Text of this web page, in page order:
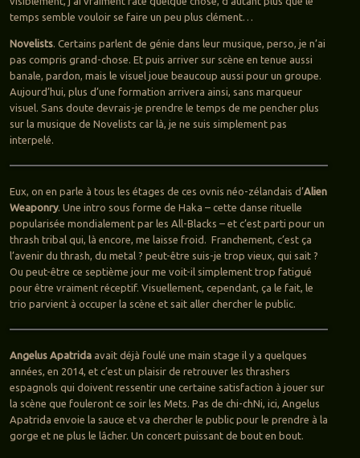
temps semble vouloir se faire un peu plus clément…
Novelists. Certains parlent de génie dans leur musique, perso, je n’ai
pas compris grand-chose. Et puis arriver sur scène en tenue aussi
banale, pardon, mais le visuel joue beaucoup aussi pour un groupe.
Aujourd’hui, plus d’une formation arrivera ainsi, sans marqueur
visuel. Sans doute devrais-je prendre le temps de me pencher plus
sur la musique de Novelists car là, je ne suis simplement pas
interpelé.
Eux, on en parle à tous les étages de ces ovnis néo-zélandais d’Alien
Weaponry. Une intro sous forme de Haka – cette danse rituelle
popularisée mondialement par les All-Blacks – et c’est parti pour un
thrash tribal qui, là encore, me laisse froid. Franchement, c’est ça
l’avenir du thrash, du metal ? peut-être suis-je trop vieux, qui sait ?
Ou peut-être ce septième jour me voit-il simplement trop fatigué
pour être vraiment réceptif. Visuellement, cependant, ça le fait, le
trio parvient à occuper la scène et sait aller chercher le public.
Angelus Apatridaavait déjà foulé une main stage il y a quelques
années, en 2014, et c’est un plaisir de retrouver les thrashers
espagnols qui doivent ressentir une certaine satisfaction à jouer sur
la scène que fouleront ce soir les Mets. Pas de chi-chNi, ici, Angelus
Apatrida envoie la sauce et va chercher le public pour le prendre à la
gorge et ne plus le lâcher. Un concert puissant de bout en bout.